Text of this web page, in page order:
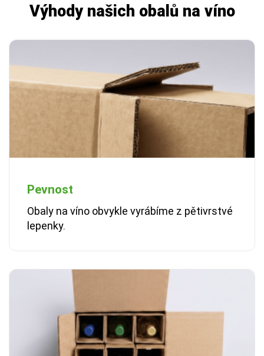
Výhody našich obalů na víno
Pevnost
Obaly na víno obvykle vyrábíme z pětivrstvé
lepenky.